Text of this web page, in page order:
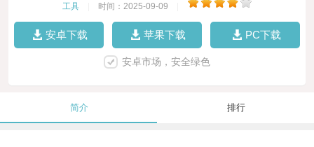
工具 时间：2025-09-09
安卓下载 苹果下载 PC下载
安卓市场，安全绿色
简介 排行